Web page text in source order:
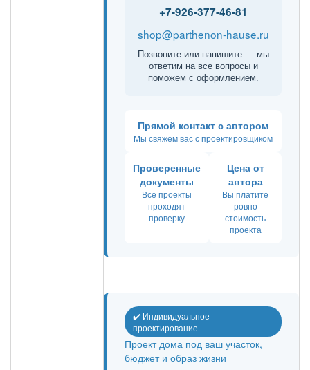
+7-926-377-46-81
shop@parthenon-hause.ru
Позвоните или напишите — мы
ответим на все вопросы и
поможем с оформлением.
Прямой контакт с автором
Мы свяжем вас с проектировщиком
Проверенные
документы
Все проекты
проходят
проверку
Цена от
автора
Вы платите
ровно
стоимость
проекта
✔️ Индивидуальное
проектирование
Проект дома под ваш участок,
бюджет и образ жизни